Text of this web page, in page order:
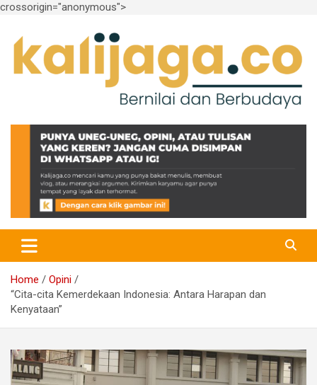
crossorigin="anonymous">
content
kalijaga.co
Home
Opini
“Cita-cita Kemerdekaan Indonesia: Antara Harapan dan
Kenyataan”